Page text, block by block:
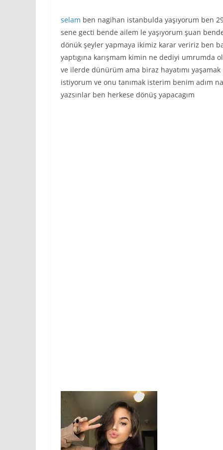
selam ben nagihan istanbulda yaşıyorum ben
sene gecti bende ailem le yaşıyorum şuan
dönük şeyler yapmaya ikimiz karar veririz ben
yaptıgına karışmam kimin ne dediyi umrumda
ve ilerde dünürüm ama biraz hayatımı
istiyorum ve onu tanımak isterim benim adım
yazsınlar ben herkese dönüş yapacagım